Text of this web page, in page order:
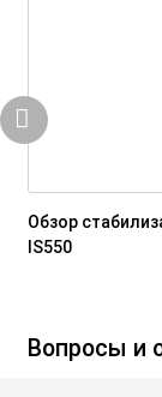
Обзор
IS550
Вопросы и